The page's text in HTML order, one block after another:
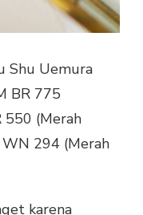
Shu Uemura
BR 775
550 (Merah
294 (Merah
karena